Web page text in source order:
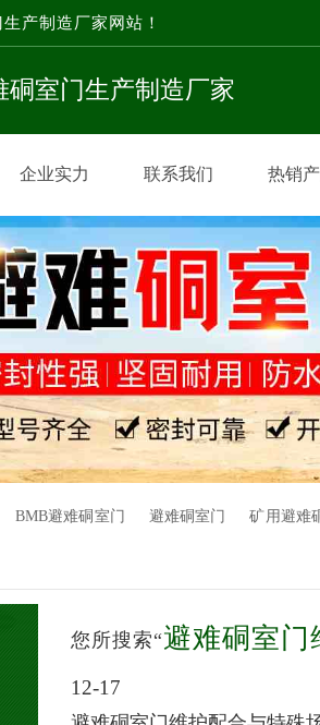
产制造厂家网站！
硐室门生产制造厂家
企业实力 联系我们 热销
BMB避难硐室门 避难硐室门 矿用避难
您所搜索“避难硐室门
12-17